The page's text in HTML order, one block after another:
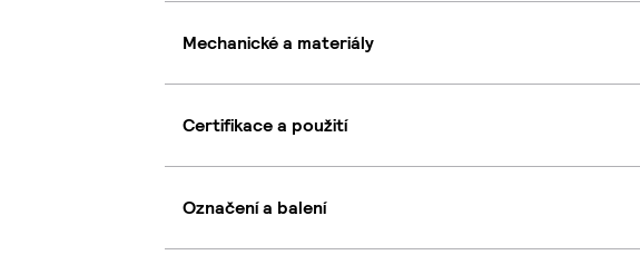
Mechanické a materiály
Certifikace a použití
Označení a balení